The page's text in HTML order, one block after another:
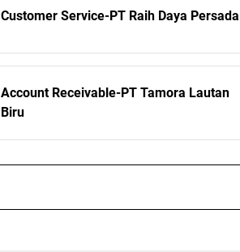
Customer Service-PT Raih Daya Persada
Account Receivable-PT Tamora Lautan
Biru